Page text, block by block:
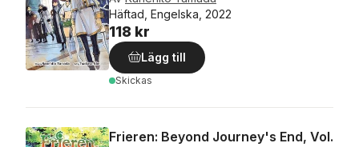
Häftad, Engelska, 2022
118 kr
Lägg till
Skickas
Frieren: Beyond Journey's End, Vol.